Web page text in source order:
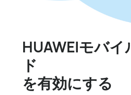
HUAWEIモバイ
ド
を有効にする